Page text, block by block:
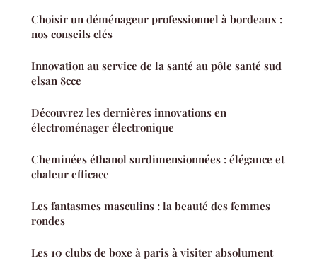
Choisir un déménageur professionnel à bordeaux :
nos conseils clés
Innovation au service de la santé au pôle santé sud
elsan 8cce
Découvrez les dernières innovations en
électroménager électronique
Cheminées éthanol surdimensionnées : élégance et
chaleur efficace
Les fantasmes masculins : la beauté des femmes
rondes
Les 10 clubs de boxe à paris à visiter absolument